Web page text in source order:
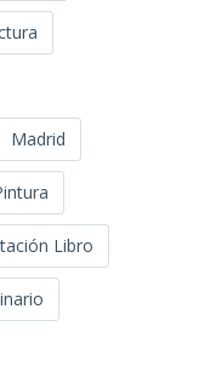
Madrid
Libro